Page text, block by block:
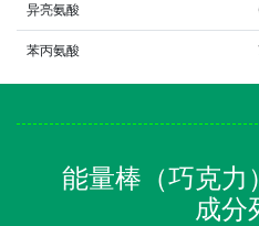
异亮氨酸
苯丙氨酸
能量棒（巧克力
成分